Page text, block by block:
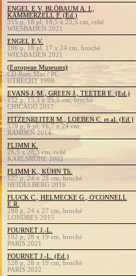
ENGEL E.V, BLÖBAUM A. I.,
KAMMERZELL F. (Ed.)
315 p, 18 pl, 18,5 x 25,5 cm, relié
WIESBADEN 2021
ENGEL E.V.
196 p, 18 pl, 17 x 24 cm, broché
WIESBADEN 2021
(European Museums)
CD Rom Mac / PC
UTRECHT 1999
EVANS J. M., GREEN J., TEETER E. (Ed.)
152 p, 15,3 x 25,5 cm, broché
CHICAGO 2017
FITZENREITER M., LOEBEN C. et al. (Ed.)
379 p, 8 pl, 16,7 x 24 cm,
RAHDEN 2014
FLIMM K.
28,5 x 28,5 cm, relié
KARLSRUHE 2002
FLIMM K., KÜHN Th.
127 p, 24 x 28 cm, broché
HEIDELBERG 2016
FLUCK C., HELMECKE G., O'CONNELL
E.R.
288 p, 24 x 27 cm, broché
LONDRES 2015
FOURNET J.-L.
192 p, 28 x 19 cm, broché
PARIS 2021
FOURNET J.-L. (Ed.)
128 p, 28 x 19 cm, broché
PARIS 2022